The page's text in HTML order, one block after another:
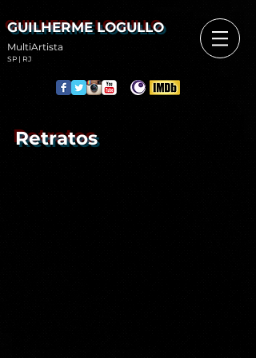
GUILHERME LOGULLO
MultiArtista
SP | RJ
Retratos